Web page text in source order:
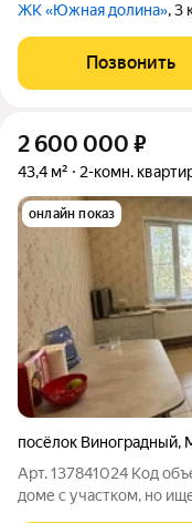
ЖК «Южная долина», 3
Позвонить
2 600 000 ₽
43,4 м² 2-комн.
онлайн показ
посёлок Виноградный,
Арт. 137841024 Код
доме с участком, но